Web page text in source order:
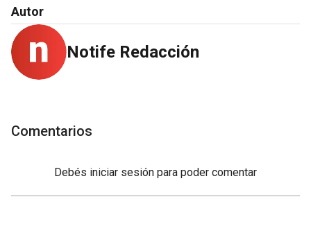
Autor
Notife Redacción
Comentarios
Debés iniciar sesión para poder comentar